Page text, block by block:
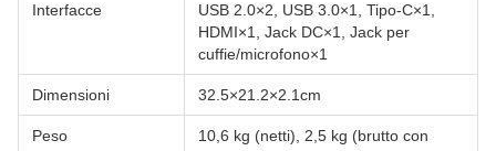
Interfacce
USB 2.0×2, USB 3.0×1, Tipo-C×1,
HDMI×1, Jack DC×1, Jack per
cuffie/microfono×1
Dimensioni 32.5×21.2×2.1cm
Peso
10,6 kg (netti), 2,5 kg (brutto con